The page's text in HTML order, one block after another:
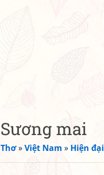
Sương mai
Thơ»Việt Nam » Hiện đại